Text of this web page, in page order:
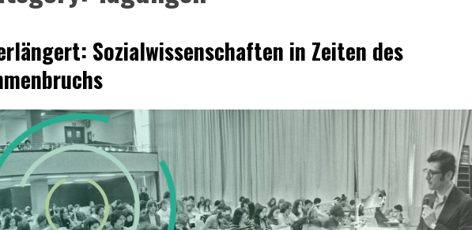
Sozialwissenschaften in Zeiten des